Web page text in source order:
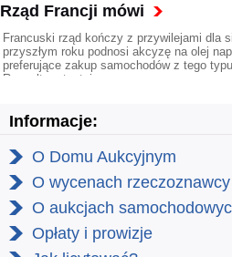
Rząd Francji mówi
Francuski rząd kończy z przywilejami dla
przyszłym roku podnosi akcyzę na olej
preferujące zakup samochodów z tego
Renault protestują.
Informacje:
O Domu Aukcyjnym
O wycenach rzeczoznawcy
O aukcjach
Opłaty i prowizje